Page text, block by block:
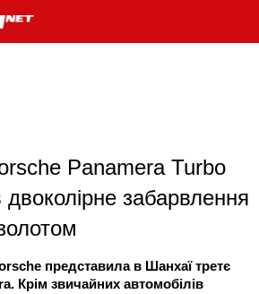
Panamera Turbo
забарвлення
представила в Шанхаї третє
Крім звичайних автомобілів